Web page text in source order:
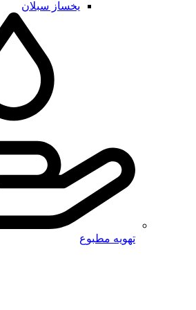
یخساز سبلان
تهویه مطبوع